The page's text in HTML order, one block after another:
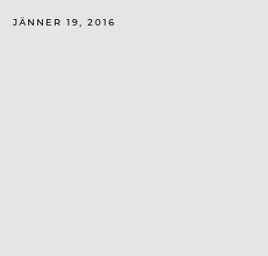
JÄNNER 19, 2016